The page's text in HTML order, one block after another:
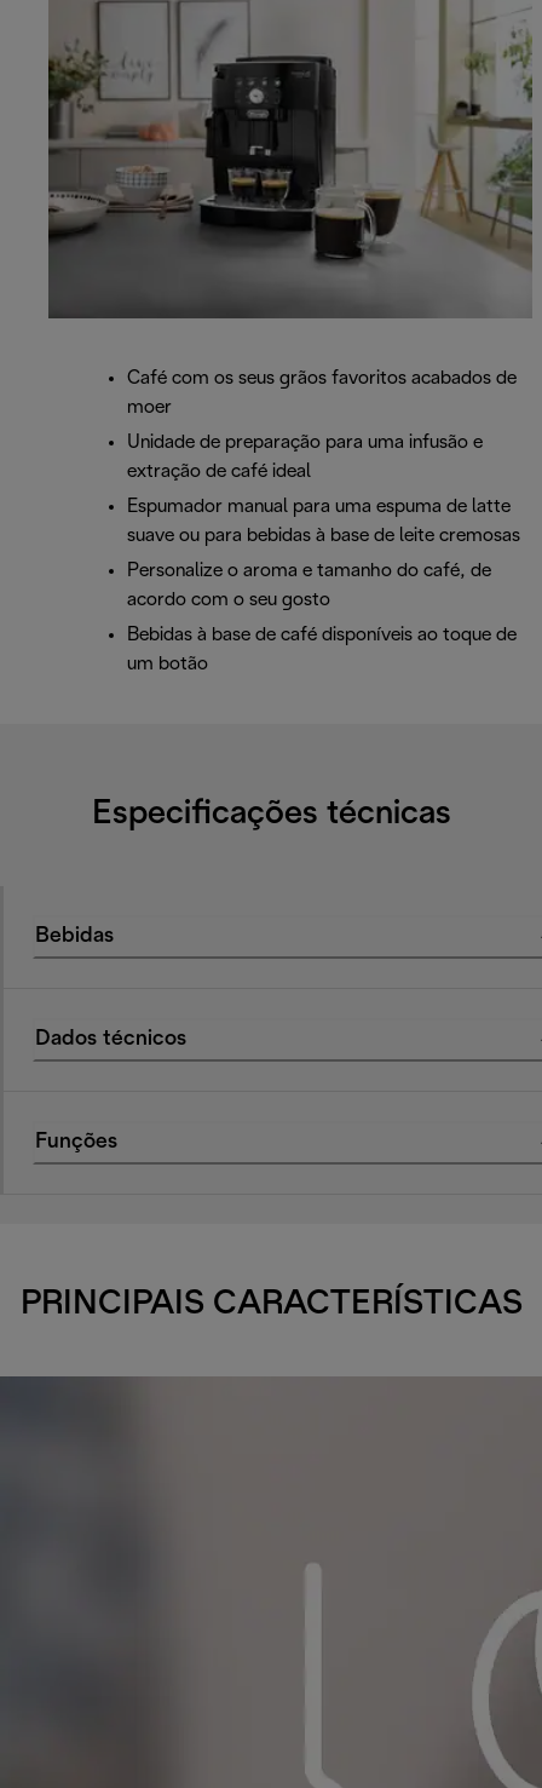
Café com os seus grãos favoritos acabados de
moer
Unidade de preparação para uma infusão e
extração de café ideal
Espumador manual para uma espuma de latte
suave ou para bebidas à base de leite cremosas
Personalize o aroma e tamanho do café, de
acordo com o seu gosto
Bebidas à base de café disponíveis ao toque de
um botão
Especificações técnicas
Bebidas
Dados técnicos
Funções
PRINCIPAIS CARACTERÍSTICAS